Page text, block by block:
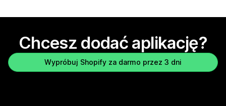
Chcesz dodać aplikację?
Wypróbuj Shopify za darmo przez 3 dni